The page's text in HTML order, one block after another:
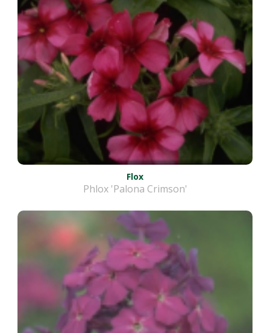
Flox
Phlox 'Palona Crimson'